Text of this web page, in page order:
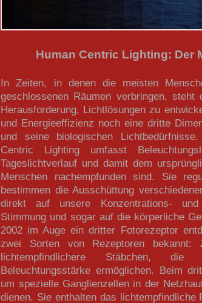
Human Centric Lighting: Der
In Zeiten, in denen die meisten
geschlossenen Räumen verbringen,
Herausforderung, Lichtlösungen zu
und Energieeffizienz noch eine dritte
und seine biologischen
Centric Lighting umfasst
Tageslichtverlauf und damit dem
Menschen nachempfunden sind. Sie
bestimmen die Ausschüttung
direkt auf unsere Konzentrations-
Stimmung und sogar auf die körperliche
2002 im Auge ein dritter Fotorezeptor
zwei Sorten von Rezeptoren
lichtempfindlichere Stäbchen,
Beleuchtungsstärke ermöglichen. Beim
um spezielle Ganglienzellen in der
dienen. Sie enthalten das lichtempfindliche